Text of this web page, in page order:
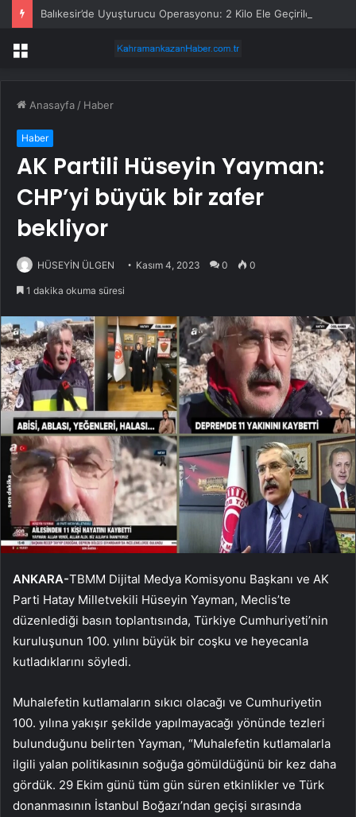
Balıkesir’de Uyuşturucu Operasyonu: 2 Kilo Ele Geçirildi
Menü
Anasayfa / Haber
Haber
AK Partili Hüseyin Yayman:
CHP’yi büyük bir zafer
bekliyor
HÜSEYİN ÜLGEN Kasım 4, 2023 0 0
1 dakika okuma süresi
ANKARA-TBMM Dijital Medya Komisyonu Başkanı ve AK
Parti Hatay Milletvekili Hüseyin Yayman, Meclis’te
düzenlediği basın toplantısında, Türkiye Cumhuriyeti’nin
kuruluşunun 100. yılını büyük bir coşku ve heyecanla
kutladıklarını söyledi.
Muhalefetin kutlamaların sıkıcı olacağı ve Cumhuriyetin
100. yılına yakışır şekilde yapılmayacağı yönünde tezleri
bulunduğunu belirten Yayman, “Muhalefetin kutlamalarla
ilgili yalan politikasının soğuğa gömüldüğünü bir kez daha
gördük. 29 Ekim günü tüm gün süren etkinlikler ve Türk
donanmasının İstanbul Boğazı’ndan geçişi sırasında